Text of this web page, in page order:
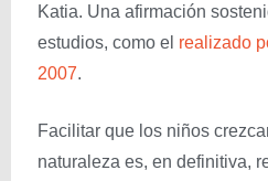
Katia. Una afirmación
estudios, como el realizado
2007.
Facilitar que los niños
naturaleza es, en definitiva,